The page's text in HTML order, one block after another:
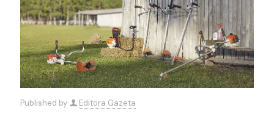
Published by
Editora Gazeta